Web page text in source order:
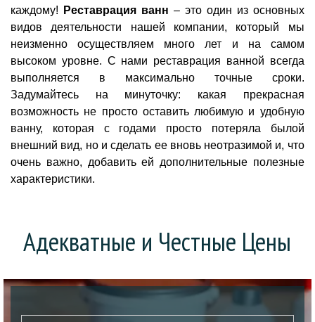
каждому!
Реставрация ванн – это один из основных
видов деятельности нашей компании, который мы
неизменно осуществляем много лет и на самом
высоком уровне. С нами реставрация ванной всегда
выполняется в максимально точные сроки.
Задумайтесь на минуточку: какая прекрасная
возможность не просто оставить любимую и удобную
ванну, которая с годами просто потеряла былой
внешний вид, но и сделать ее вновь неотразимой и, что
очень важно, добавить ей дополнительные полезные
характеристики.
Адекватные и Честные Цены